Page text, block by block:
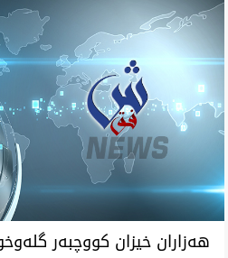
هه‌زاران خيزان كووچبه‌ر